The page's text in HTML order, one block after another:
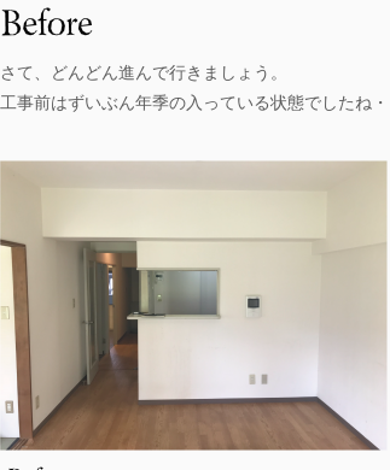
さて、どんどん進んで行きましょう。
工事前はずいぶん年季の入っている状態でしたね・